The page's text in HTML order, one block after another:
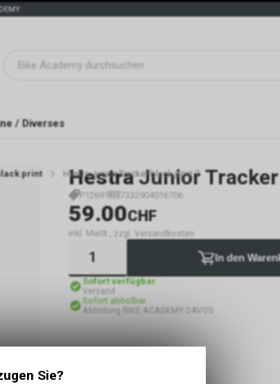
/ Diverses
print Hestra Junior Tracker black print 7
Hestra Junior
P12691 7332904016706
59.00CHF
inkl. MwSt., zzgl. Versandkosten
In den
Sofort verfügbar
Versand
Sofort abholbar
Abholung BIKE ACADEMY DAVOS
Sie?